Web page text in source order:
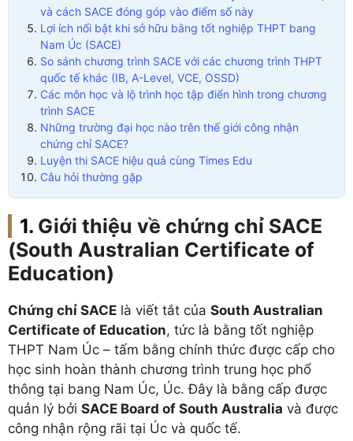
và cách SACE đóng góp vào điểm số này
Lợi ích nổi bật khi sở hữu bằng tốt nghiệp THPT bang
Nam Úc (SACE)
So sánh chương trình SACE với các chương trình THPT
quốc tế khác (IB, A-Level, VCE, OSSD)
Các môn học và lộ trình học tập điển hình trong chương
trình SACE
Những trường đại học nào trên thế giới công nhận
chứng chỉ SACE?
Luyện thi SACE hiệu quả cùng Times Edu
Câu hỏi thường gặp
Giới thiệu về chứng chỉ SACE
(South Australian Certificate of
Education)
Chứng chỉ SACE là viết tắt của South Australian
Certificate of Education, tức là bằng tốt nghiệp
THPT Nam Úc – tấm bằng chính thức được cấp cho
học sinh hoàn thành chương trình trung học phổ
thông tại bang Nam Úc, Úc. Đây là bằng cấp được
quản lý bởi SACE Board of South Australia và được
công nhận rộng rãi tại Úc và quốc tế.